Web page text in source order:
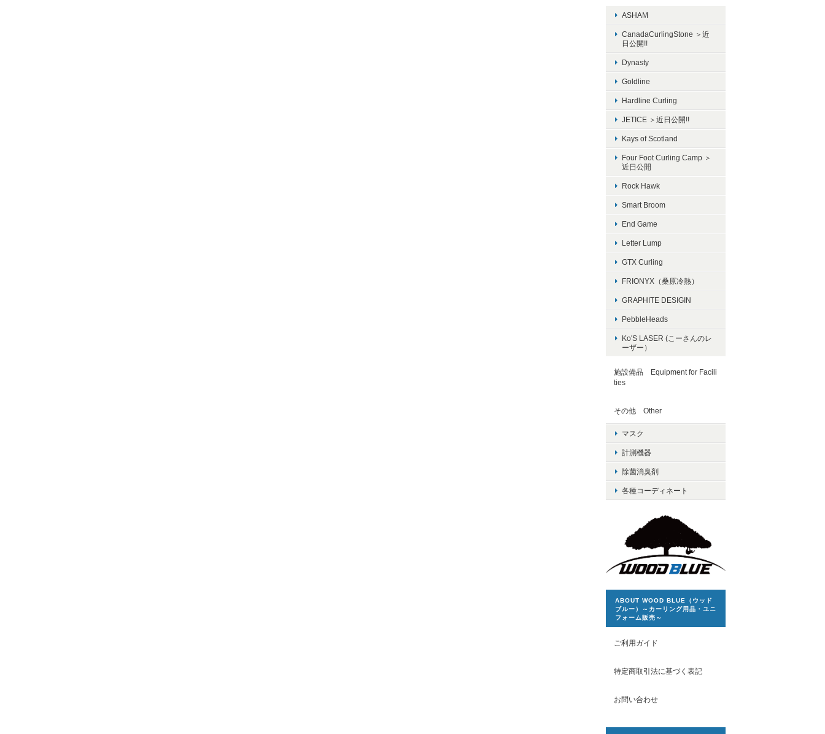
ASHAM
CanadaCurlingStone ＞近
日公開!!
Dynasty
Goldline
Hardline Curling
JETICE ＞近日公開!!
Kays of Scotland
Four Foot Curling Camp ＞
近日公開
Rock Hawk
Smart Broom
End Game
Letter Lump
GTX Curling
FRIONYX（桑原冷熱）
GRAPHITE DESIGIN
PebbleHeads
Ko'S LASER (こーさんのレ
ーザー）
施設備品 Equipment for Facili
ties
その他 Other
マスク
計測機器
除菌消臭剤
各種コーディネート
ABOUT WOOD BLUE（ウッド
ブルー）～カーリング用品・ユニ
フォーム販売～
ご利用ガイド
特定商取引法に基づく表記
お問い合わせ